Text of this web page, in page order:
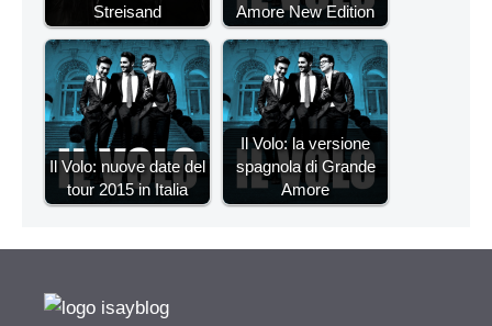
Streisand
Amore New Edition
Il Volo: nuove date del
tour 2015 in Italia
Il Volo: la versione
spagnola di Grande
Amore